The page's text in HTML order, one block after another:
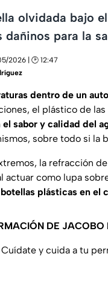
olvidada bajo
dañinos para la
2026 | 🕑 12:47
dentro de un
el plástico de
el sabor y calidad del
sobre todo si la
la refracción
actuar como lupa
plásticas en el
DE JACOBO
Cuídate y cuida a tu